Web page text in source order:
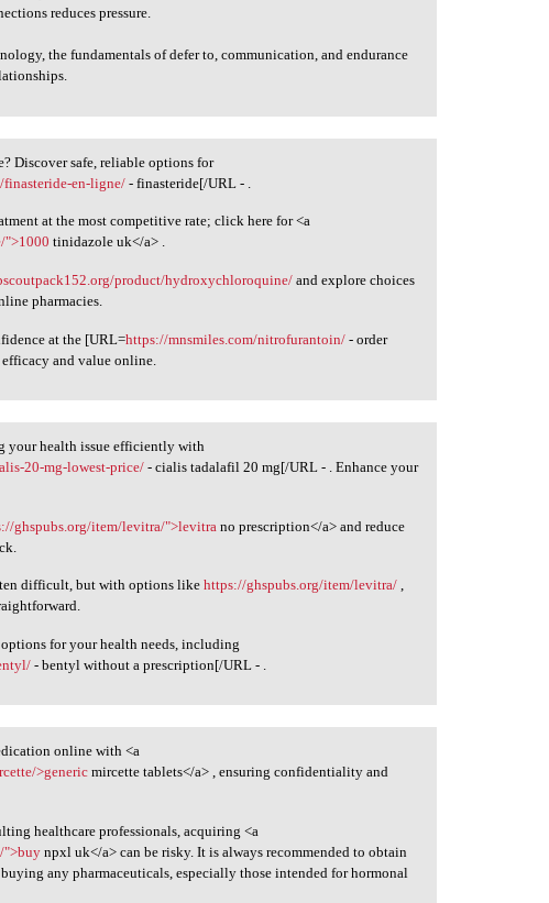
reduces pressure.
the fundamentals of defer to, communication, and endurance
Discover safe, reliable options for
en-ligne/ - finasteride[/URL - .
at the most competitive rate; click here for <a
">1000 tinidazole uk</a> .
product/hydroxychloroquine/and explore choices
pharmacies.
at the [URL=https://mnsmiles.com/nitrofurantoin/ - order
and value online.
your health issue efficiently with
20-mg-lowest-price/- cialis tadalafil 20 mg[/URL - . Enhance your
ghspubs.org/item/levitra/">levitra no prescription</a> and reduce
difficult, but with options likehttps://ghspubs.org/item/levitra/ ,
for your health needs, including
- bentyl without a prescription[/URL - .
online with <a
>generic mircette tablets</a> , ensuring confidentiality and
healthcare professionals, acquiring <a
">buy npxl uk</a> can be risky. It is always recommended to obtain
any pharmaceuticals, especially those intended for hormonal